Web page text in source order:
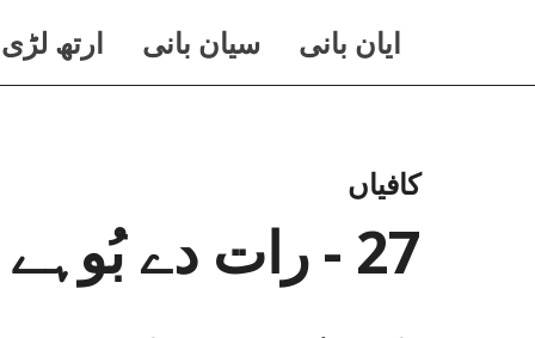
ايان بانی سيان بانی ارتھ لڑی
کافیاں
27 - رات دے بُوہے چند جندرا